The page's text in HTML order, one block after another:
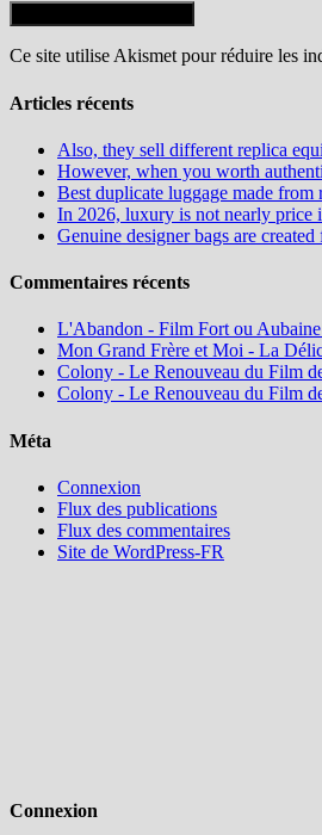
Ce site utilise Akismet pour réduire les
Articles récents
Also, they sell different replica
However, when you worth
Best duplicate luggage made from
In 2026, luxury is not nearly price
Genuine designer bags are
Commentaires récents
L'Abandon - Film Fort ou
Mon Grand Frère et Moi - La
Colony - Le Renouveau du Film
Colony - Le Renouveau du Film
Méta
Connexion
Flux des publications
Flux des commentaires
Site de WordPress-FR
Connexion